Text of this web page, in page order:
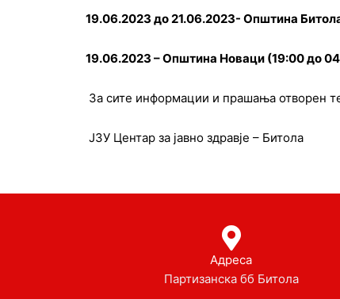
19.06.2023 до 21.06.2023- Општина
19.06.2023 – Општина Новаци (19:00 до
За сите информации и прашања отворен
ЈЗУ Центар за јавно здравје – Битола
Адреса
Партизанска бб Битола